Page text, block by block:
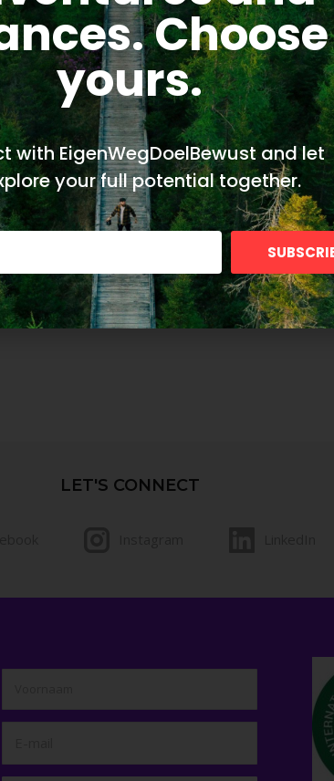
LET'S CONNECT
Choose
yours.
with EigenWegDoelBewust and let
your full potential together.